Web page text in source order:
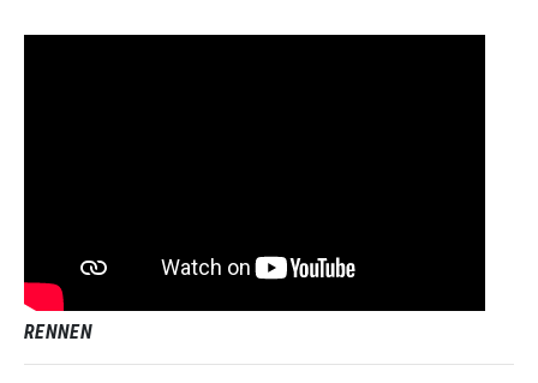
RENNEN